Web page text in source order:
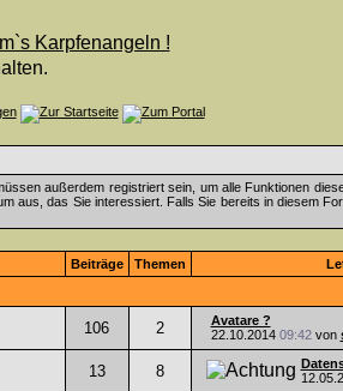
außerdem registriert sein, um alle Funktionen
aus, das Sie interessiert. Falls Sie bereits in diesem
Beiträge Themen
106 2
Avatare ?
22.10.2014 09:42von
13 8